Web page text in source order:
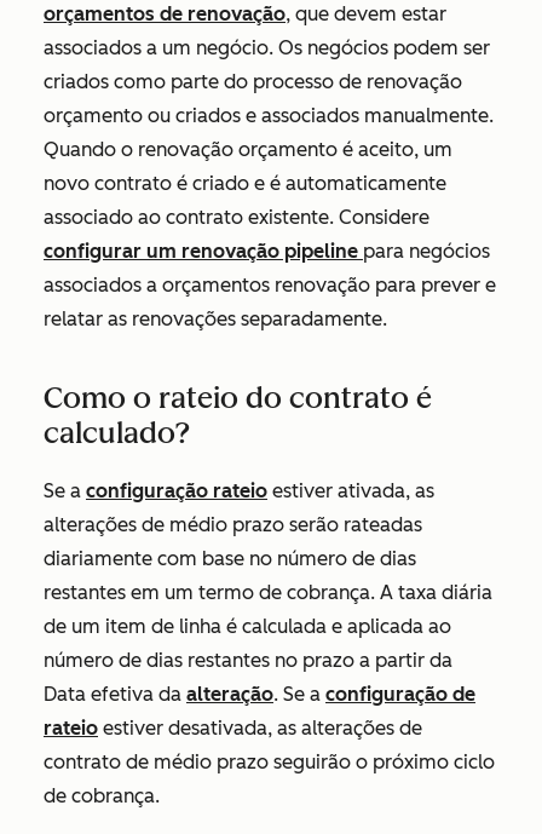
orçamentos de renovação, que devem estar
associados a um negócio. Os negócios podem ser
criados como parte do processo de renovação
orçamento ou criados e associados manualmente.
Quando o renovação orçamento é aceito, um
novo contrato é criado e é automaticamente
associado ao contrato existente. Considere
configurar um renovação pipeline para negócios
associados a orçamentos renovação para prever e
relatar as renovações separadamente.
Como o rateio do contrato é
calculado?
Se a configuração rateio estiver ativada, as
alterações de médio prazo serão rateadas
diariamente com base no número de dias
restantes em um termo de cobrança. A taxa diária
de um item de linha é calculada e aplicada ao
número de dias restantes no prazo a partir da
Data efetiva da alteração. Se a configuração de
rateio estiver desativada, as alterações de
contrato de médio prazo seguirão o próximo ciclo
de cobrança.